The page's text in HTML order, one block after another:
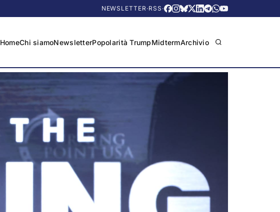
NEWSLETTER·RSS ·
HomeChi siamoNewsletterPopolarità TrumpMidtermArchivio